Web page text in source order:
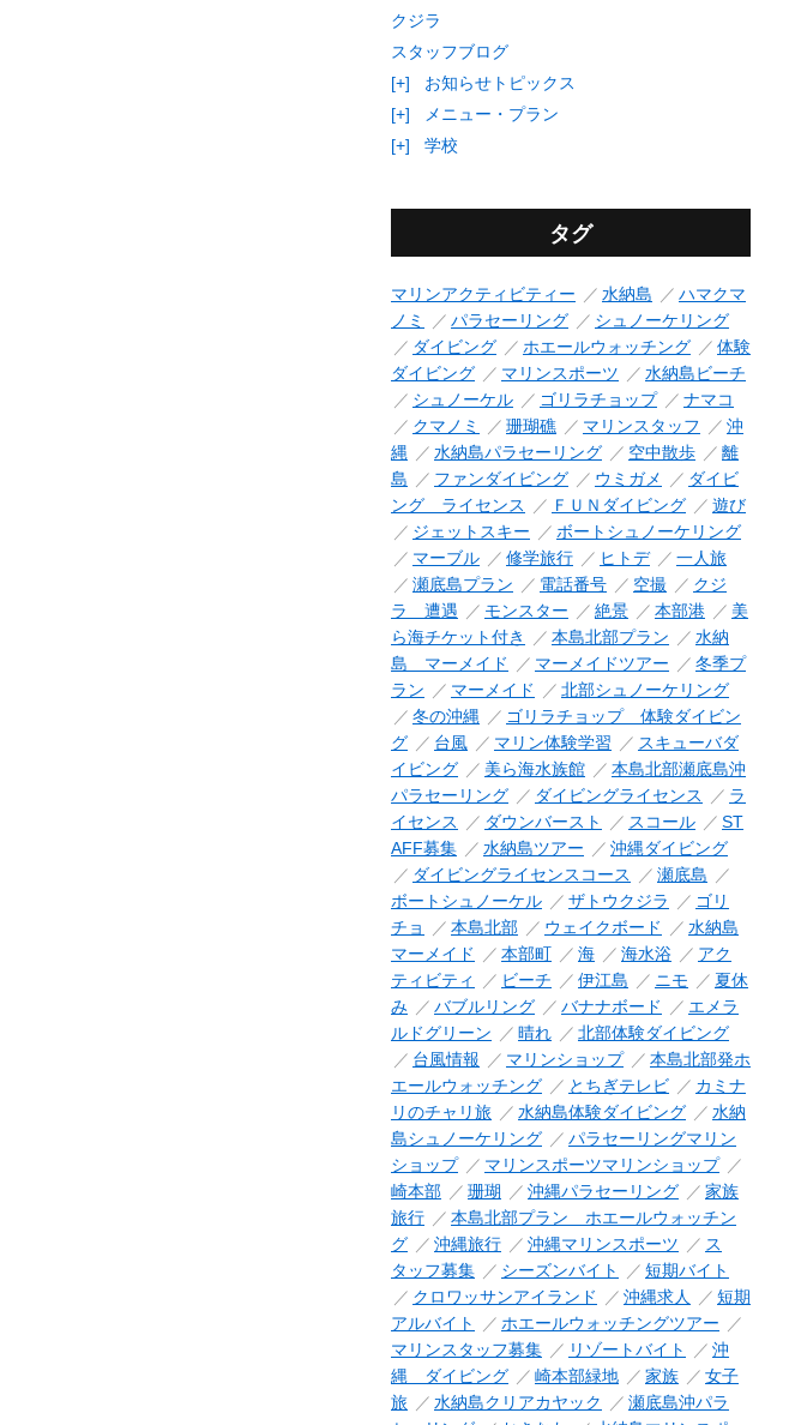
クジラ
スタッフブログ
[+]
お知らせトピックス
[+]
メニュー・プラン
[+]
学校
タグ
マリンアクティビティー 水納島
ハマクマ
ノミ
パラセーリング
シュノーケリング
ダイビング
ホエールウォッチング
体験
ダイビング
マリンスポーツ
水納島ビーチ
シュノーケル
ゴリラチョップ
ナマコ
クマノミ
珊瑚礁 マリンスタッフ
沖
縄
水納島パラセーリング 空中散歩
離
島
ファンダイビング ウミガメ
ダイビ
ング ライセンス
ＦＵＮダイビング
遊び
ジェットスキー
ボートシュノーケリング
マーブル
修学旅行 ヒトデ
一人旅
瀬底島プラン
電話番号 空撮
クジ
ラ 遭遇
モンスター 絶景 本部港
美
ら海チケット付き
本島北部プラン
水納
島 マーメイド
マーメイドツアー
冬季プ
ラン
マーメイド
北部シュノーケリング
冬の沖縄
ゴリラチョップ 体験ダイビン
グ
台風 マリン体験学習
スキューバダ
イビング
美ら海水族館
本島北部瀬底島沖
パラセーリング
ダイビングライセンス
ラ
イセンス
ダウンバースト スコール
ST
AFF募集
水納島ツアー
沖縄ダイビング
ダイビングライセンスコース
瀬底島
ボートシュノーケル
ザトウクジラ
ゴリ
チョ
本島北部 ウェイクボード
水納島
マーメイド
本部町 海 海水浴
アク
ティビティ
ビーチ 伊江島 ニモ
夏休
み
バブルリング バナナボード
エメラ
ルドグリーン
晴れ
北部体験ダイビング
台風情報
マリンショップ
本島北部発ホ
エールウォッチング
とちぎテレビ
カミナ
リのチャリ旅
水納島体験ダイビング
水納
島シュノーケリング
パラセーリングマリン
ショップ
マリンスポーツマリンショップ
崎本部
珊瑚 沖縄パラセーリング
家族
旅行
本島北部プラン ホエールウォッチン
グ
沖縄旅行 沖縄マリンスポーツ
ス
タッフ募集
シーズンバイト
短期バイト
クロワッサンアイランド
沖縄求人
短期
アルバイト
ホエールウォッチングツアー
マリンスタッフ募集
リゾートバイト
沖
縄 ダイビング
崎本部緑地 家族
女子
旅
水納島クリアカヤック
瀬底島沖パラ